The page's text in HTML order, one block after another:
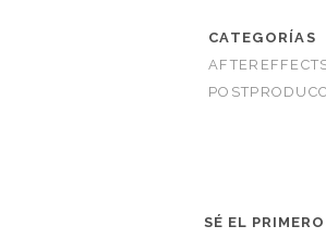
CATEGORÍAS
SÉ EL